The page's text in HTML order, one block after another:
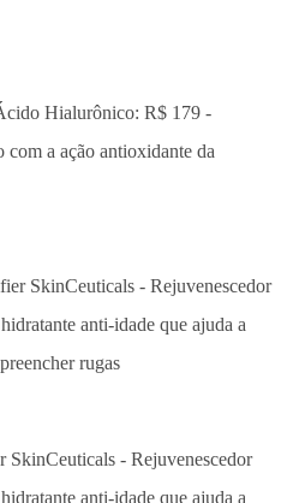
Hialurônico: R$ 179 -
a ação antioxidante da
- Rejuvenescedor
anti-idade que ajuda a